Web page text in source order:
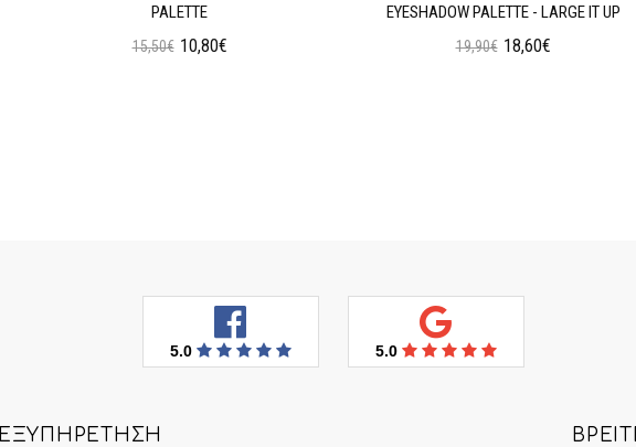
PALETTE
15,50€ 10,80€
EYESHADOW PALETTE - LARGE IT UP
19,90€ 18,60€
5.0 5.0
ΕΞΥΠΗΡΈΤΗΣΗ